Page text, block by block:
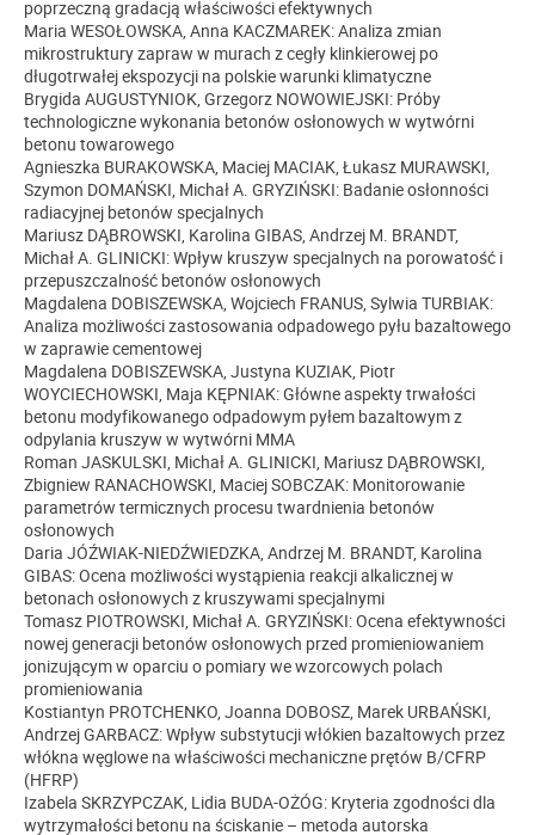
poprzeczną gradacją właściwości efektywnych
Maria WESOŁOWSKA, Anna KACZMAREK: Analiza zmian
mikrostruktury zapraw w murach z cegły klinkierowej po
długotrwałej ekspozycji na polskie warunki klimatyczne
Brygida AUGUSTYNIOK, Grzegorz NOWOWIEJSKI: Próby
technologiczne wykonania betonów osłonowych w wytwórni
betonu towarowego
Agnieszka BURAKOWSKA, Maciej MACIAK, Łukasz MURAWSKI,
Szymon DOMAŃSKI, Michał A. GRYZIŃSKI: Badanie osłonności
radiacyjnej betonów specjalnych
Mariusz DĄBROWSKI, Karolina GIBAS, Andrzej M. BRANDT,
Michał A. GLINICKI: Wpływ kruszyw specjalnych na porowatość i
przepuszczalność betonów osłonowych
Magdalena DOBISZEWSKA, Wojciech FRANUS, Sylwia TURBIAK:
Analiza możliwości zastosowania odpadowego pyłu bazaltowego
w zaprawie cementowej
Magdalena DOBISZEWSKA, Justyna KUZIAK, Piotr
WOYCIECHOWSKI, Maja KĘPNIAK: Główne aspekty trwałości
betonu modyfikowanego odpadowym pyłem bazaltowym z
odpylania kruszyw w wytwórni MMA
Roman JASKULSKI, Michał A. GLINICKI, Mariusz DĄBROWSKI,
Zbigniew RANACHOWSKI, Maciej SOBCZAK: Monitorowanie
parametrów termicznych procesu twardnienia betonów
osłonowych
Daria JÓŹWIAK-NIEDŹWIEDZKA, Andrzej M. BRANDT, Karolina
GIBAS: Ocena możliwości wystąpienia reakcji alkalicznej w
betonach osłonowych z kruszywami specjalnymi
Tomasz PIOTROWSKI, Michał A. GRYZIŃSKI: Ocena efektywności
nowej generacji betonów osłonowych przed promieniowaniem
jonizującym w oparciu o pomiary we wzorcowych polach
promieniowania
Kostiantyn PROTCHENKO, Joanna DOBOSZ, Marek URBAŃSKI,
Andrzej GARBACZ: Wpływ substytucji włókien bazaltowych przez
włókna węglowe na właściwości mechaniczne prętów B/CFRP
(HFRP)
Izabela SKRZYPCZAK, Lidia BUDA-OŻÓG: Kryteria zgodności dla
wytrzymałości betonu na ściskanie – metoda autorska